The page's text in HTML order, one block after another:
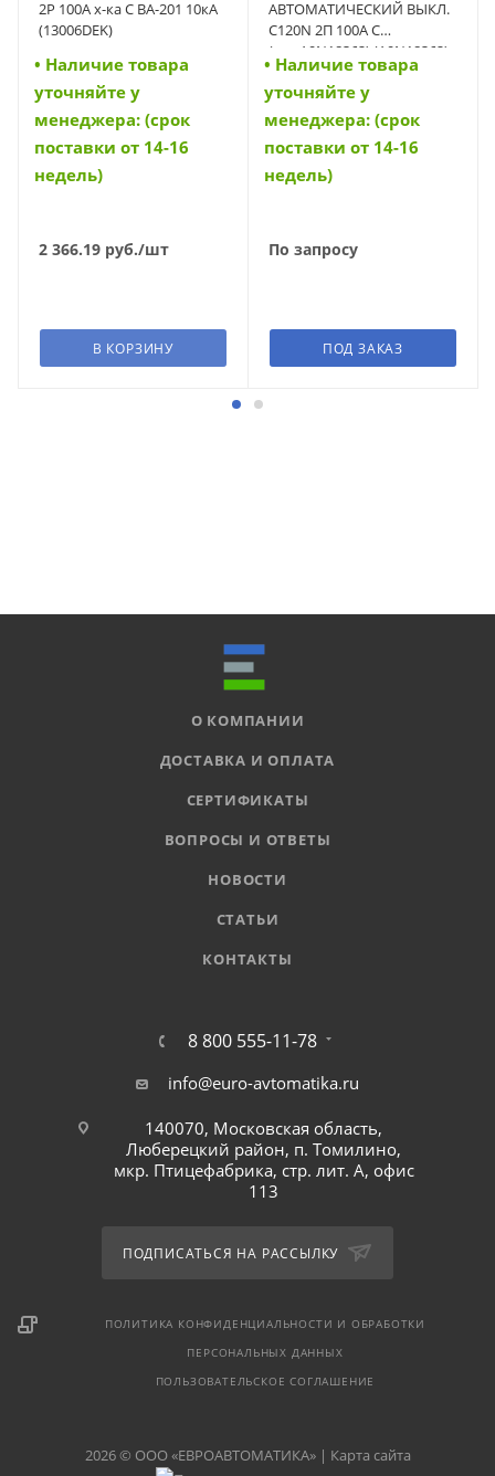
2Р 100А х-ка С ВА-201 10кА
(13006DEK)
• Наличие товара
уточняйте у
менеджера: (срок
поставки от 14-16
недель)
2 366.19 руб./шт
В КОРЗИНУ
АВТОМАТИЧЕСКИЙ ВЫКЛ.
C120N 2П 100A C
(арт.A9N18362) (A9N18362)
• Наличие товара
уточняйте у
менеджера: (срок
поставки от 14-16
недель)
По запросу
ПОД ЗАКАЗ
О КОМПАНИИ
ДОСТАВКА И ОПЛАТА
СЕРТИФИКАТЫ
ВОПРОСЫ И ОТВЕТЫ
НОВОСТИ
СТАТЬИ
КОНТАКТЫ
8 800 555-11-78
info@euro-avtomatika.ru
140070, Московская область,
Люберецкий район, п. Томилино,
мкр. Птицефабрика, стр. лит. А, офис
113
ПОДПИСАТЬСЯ НА РАССЫЛКУ
ПОЛИТИКА КОНФИДЕНЦИАЛЬНОСТИ И ОБРАБОТКИ
ПЕРСОНАЛЬНЫХ ДАННЫХ
ПОЛЬЗОВАТЕЛЬСКОЕ СОГЛАШЕНИЕ
2026 © ООО «ЕВРОАВТОМАТИКА» | Карта сайта